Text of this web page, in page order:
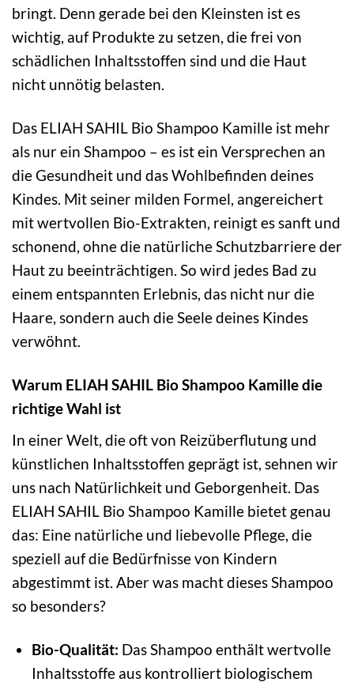
bringt. Denn gerade bei den Kleinsten ist es
wichtig, auf Produkte zu setzen, die frei von
schädlichen Inhaltsstoffen sind und die Haut
nicht unnötig belasten.
Das ELIAH SAHIL Bio Shampoo Kamille ist mehr
als nur ein Shampoo – es ist ein Versprechen an
die Gesundheit und das Wohlbefinden deines
Kindes. Mit seiner milden Formel, angereichert
mit wertvollen Bio-Extrakten, reinigt es sanft und
schonend, ohne die natürliche Schutzbarriere der
Haut zu beeinträchtigen. So wird jedes Bad zu
einem entspannten Erlebnis, das nicht nur die
Haare, sondern auch die Seele deines Kindes
verwöhnt.
Warum ELIAH SAHIL Bio Shampoo Kamille die
richtige Wahl ist
In einer Welt, die oft von Reizüberflutung und
künstlichen Inhaltsstoffen geprägt ist, sehnen wir
uns nach Natürlichkeit und Geborgenheit. Das
ELIAH SAHIL Bio Shampoo Kamille bietet genau
das: Eine natürliche und liebevolle Pflege, die
speziell auf die Bedürfnisse von Kindern
abgestimmt ist. Aber was macht dieses Shampoo
so besonders?
Bio-Qualität: Das Shampoo enthält wertvolle
Inhaltsstoffe aus kontrolliert biologischem